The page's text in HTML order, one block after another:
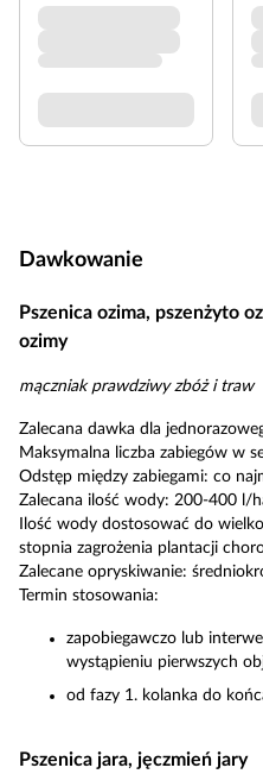
Dawkowanie
Pszenica ozima, pszenżyto
ozimy
mączniak prawdziwy zbóż i traw
Zalecana dawka dla
Maksymalna liczba zabiegów w
Odstęp między zabiegami: co
Zalecana ilość wody: 200-400 l/
Ilość wody dostosować do
stopnia zagrożenia plantacji
Zalecane opryskiwanie:
Termin stosowania:
zapobiegawczo lub
wystąpieniu pierwszych
od fazy 1. kolanka do
Pszenica jara, jęczmień jary